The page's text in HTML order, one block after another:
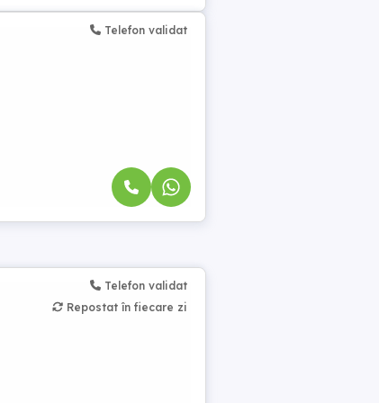
Telefon validat
Telefon validat
Repostat în fiecare zi